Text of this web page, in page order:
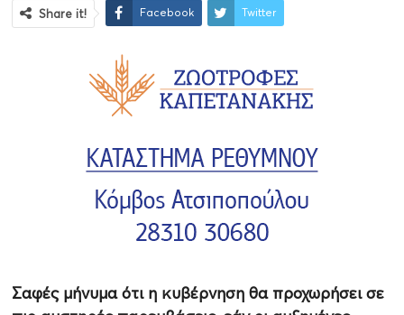
Share it! Facebook Twitter
Σαφές μήνυμα ότι η κυβέρνηση θα προχωρήσει σε